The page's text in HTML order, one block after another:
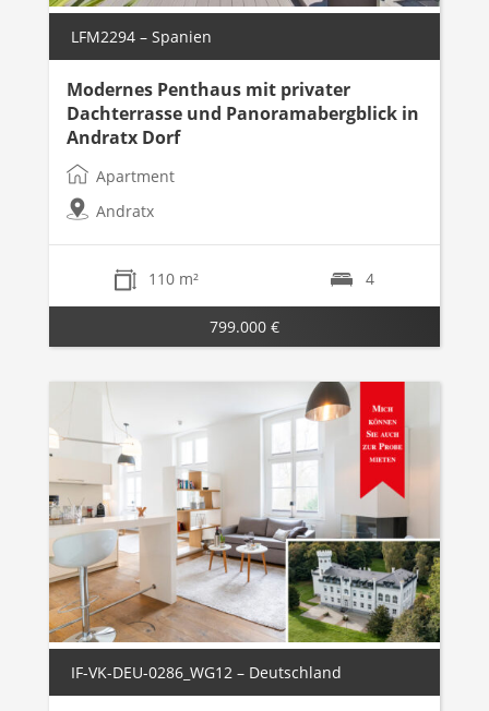
LFM2294 – Spanien
Modernes Penthaus mit privater
Dachterrasse und Panoramabergblick in
Andratx Dorf
Apartment
Andratx
110 m² 4
799.000 €
IF-VK-DEU-0286_WG12 – Deutschland